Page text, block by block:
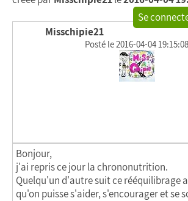
Se
Misschipie21
Posté le 2016-04-04 19:15:08
Bonjour,
j'ai repris ce jour la chrononutrition.
Quelqu'un d'autre suit ce rééquilibrage
qu'on puisse s'aider, s'encourager et se